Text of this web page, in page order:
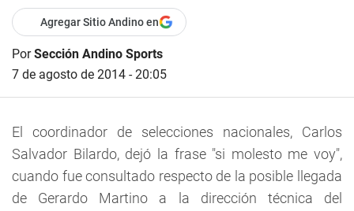
Agregar Sitio Andino en
PorSección Andino Sports
7 de agosto de 2014 - 20:05
El coordinador de selecciones nacionales, Carlos
Salvador Bilardo, dejó la frase "si molesto me voy",
cuando fue consultado respecto de la posible llegada
de Gerardo Martino a la dirección técnica del